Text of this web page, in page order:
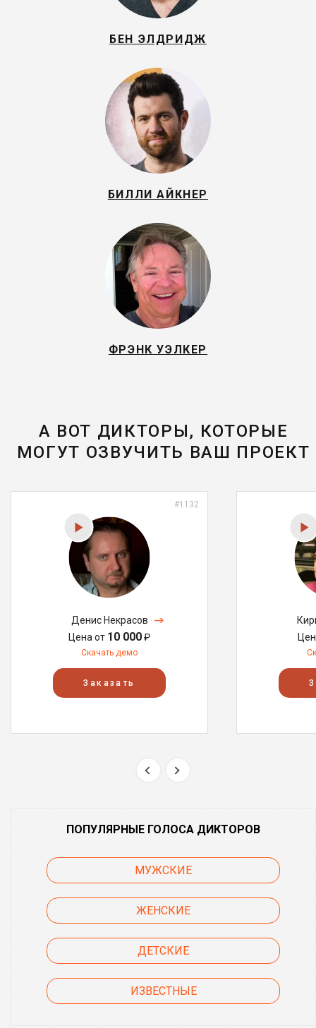
БЕН ЭЛДРИДЖ
БИЛЛИ АЙКНЕР
ФРЭНК УЭЛКЕР
А ВОТ ДИКТОРЫ, КОТОРЫЕ
МОГУТ ОЗВУЧИТЬ ВАШ ПРОЕКТ
#1132
Денис Некрасов
Цена от 10 000₽
Скачать демо
Заказать
ПОПУЛЯРНЫЕ ГОЛОСА ДИКТОРОВ
МУЖСКИЕ
ЖЕНСКИЕ
ДЕТСКИЕ
ИЗВЕСТНЫЕ